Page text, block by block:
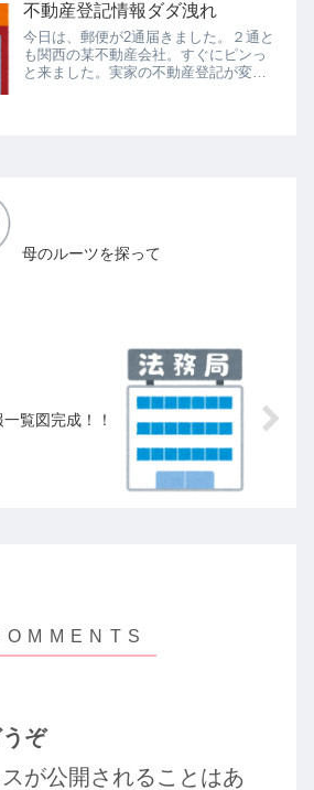
リサイクルに出す置き場へ、載ってる...
不動産登記情報ダダ洩れ
今日は、郵便が2通届きました。２通と
も関西の某不動産会社。すぐにピンっ
と来ました。実家の不動産登記が変更
母のルーツを探って
覧図完成！！
ぞ
が公開されることはあ